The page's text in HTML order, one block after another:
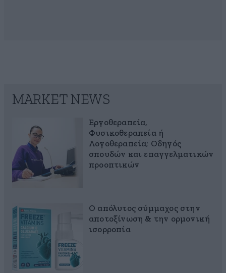
MARKET NEWS
Εργοθεραπεία,
Φυσικοθεραπεία ή
Λογοθεραπεία; Οδηγός
σπουδών και επαγγελματικών
προοπτικών
Ο απόλυτος σύμμαχος στην
αποτοξίνωση & την ορμονική
ισορροπία